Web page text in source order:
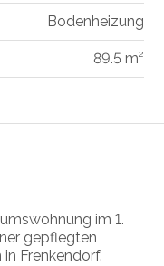
im 1.
gepflegten
Frenkendorf.
Bodenheizung
89.5 m²